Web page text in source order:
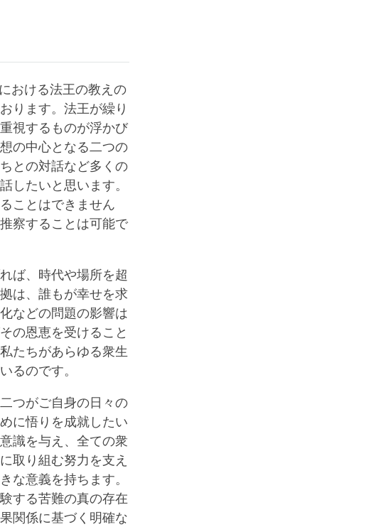
おける法王の教えの
ります。法王が繰り
視するものが浮かび
の中心となる二つの
との対話など多くの
したいと思います。
ことはできません
察することは可能で
ば、時代や場所を超
は、誰もが幸せを求
などの問題の影響は
の恩恵を受けること
たちがあらゆる衆生
るのです。
つがご自身の日々の
に悟りを成就したい
識を与え、全ての衆
取り組む努力を支え
な意義を持ちます。
する苦難の真の存在
関係に基づく明確な